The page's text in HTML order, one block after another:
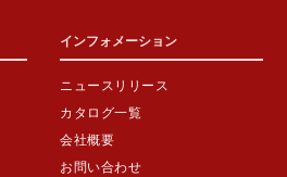
インフォメーション
ニュースリリース
カタログ一覧
会社概要
お問い合わせ